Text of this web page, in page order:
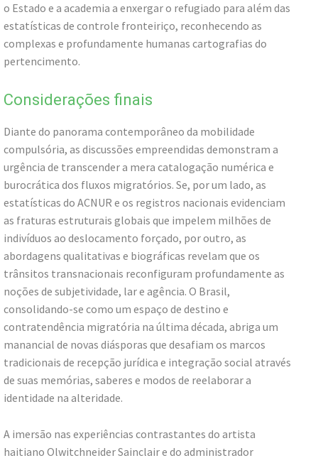
o Estado e a academia a enxergar o refugiado para além das
estatísticas de controle fronteiriço, reconhecendo as
complexas e profundamente humanas cartografias do
pertencimento.
Considerações finais
Diante do panorama contemporâneo da mobilidade
compulsória, as discussões empreendidas demonstram a
urgência de transcender a mera catalogação numérica e
burocrática dos fluxos migratórios. Se, por um lado, as
estatísticas do ACNUR e os registros nacionais evidenciam
as fraturas estruturais globais que impelem milhões de
indivíduos ao deslocamento forçado, por outro, as
abordagens qualitativas e biográficas revelam que os
trânsitos transnacionais reconfiguram profundamente as
noções de subjetividade, lar e agência. O Brasil,
consolidando-se como um espaço de destino e
contratendência migratória na última década, abriga um
manancial de novas diásporas que desafiam os marcos
tradicionais de recepção jurídica e integração social através
de suas memórias, saberes e modos de reelaborar a
identidade na alteridade.
A imersão nas experiências contrastantes do artista
haitiano Olwitchneider Sainclair e do administrador